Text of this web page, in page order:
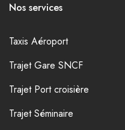
Nos services
Taxis Aéroport
Trajet Gare SNCF
Trajet Port croisière
Trajet Séminaire